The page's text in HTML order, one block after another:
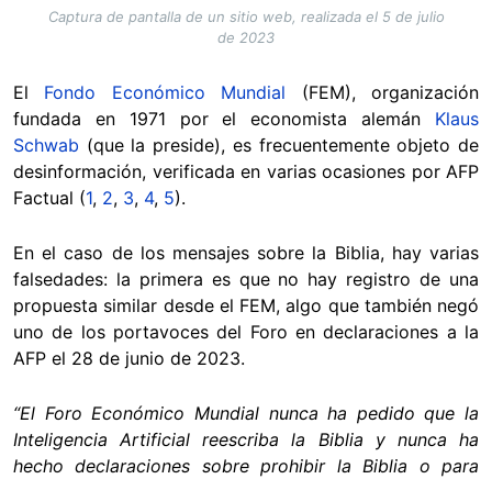
Captura de pantalla de un sitio web, realizada el 5 de julio
de 2023
El Fondo Económico Mundial (FEM), organización
fundada en 1971 por el economista alemán Klaus
Schwab (que la preside), es frecuentemente objeto de
desinformación, verificada en varias ocasiones por AFP
Factual (1, 2, 3, 4, 5).
En el caso de los mensajes sobre la Biblia, hay varias
falsedades: la primera es que no hay registro de una
propuesta similar desde el FEM, algo que también negó
uno de los portavoces del Foro en declaraciones a la
AFP el 28 de junio de 2023.
“El Foro Económico Mundial nunca ha pedido que la
Inteligencia Artificial reescriba la Biblia y nunca ha
hecho declaraciones sobre prohibir la Biblia o para